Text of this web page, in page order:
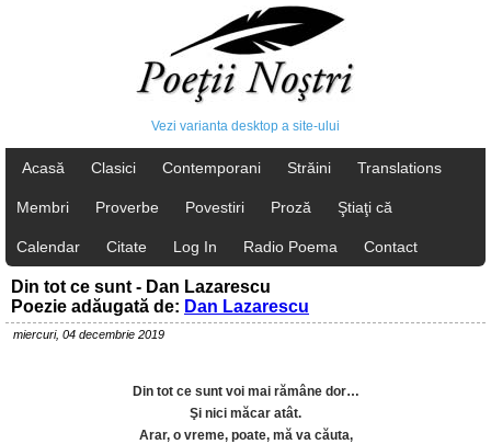
Vezi varianta desktop a site-ului
Acasă Clasici Contemporani Străini Translations
Membri Proverbe Povestiri Proză Ştiaţi că
Calendar Citate Log In Radio Poema Contact
Din tot ce sunt - Dan Lazarescu
Poezie adăugată de: Dan Lazarescu
miercuri, 04 decembrie 2019
Din tot ce sunt voi mai rămâne dor…
Şi nici măcar atât.
Arar, o vreme, poate, mă va căuta,